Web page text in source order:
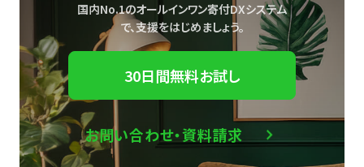
国内No.1のオールインワン寄付DXシステム
で、支援をはじめましょう。
30日間無料お試し
お問い合わせ・資料請求